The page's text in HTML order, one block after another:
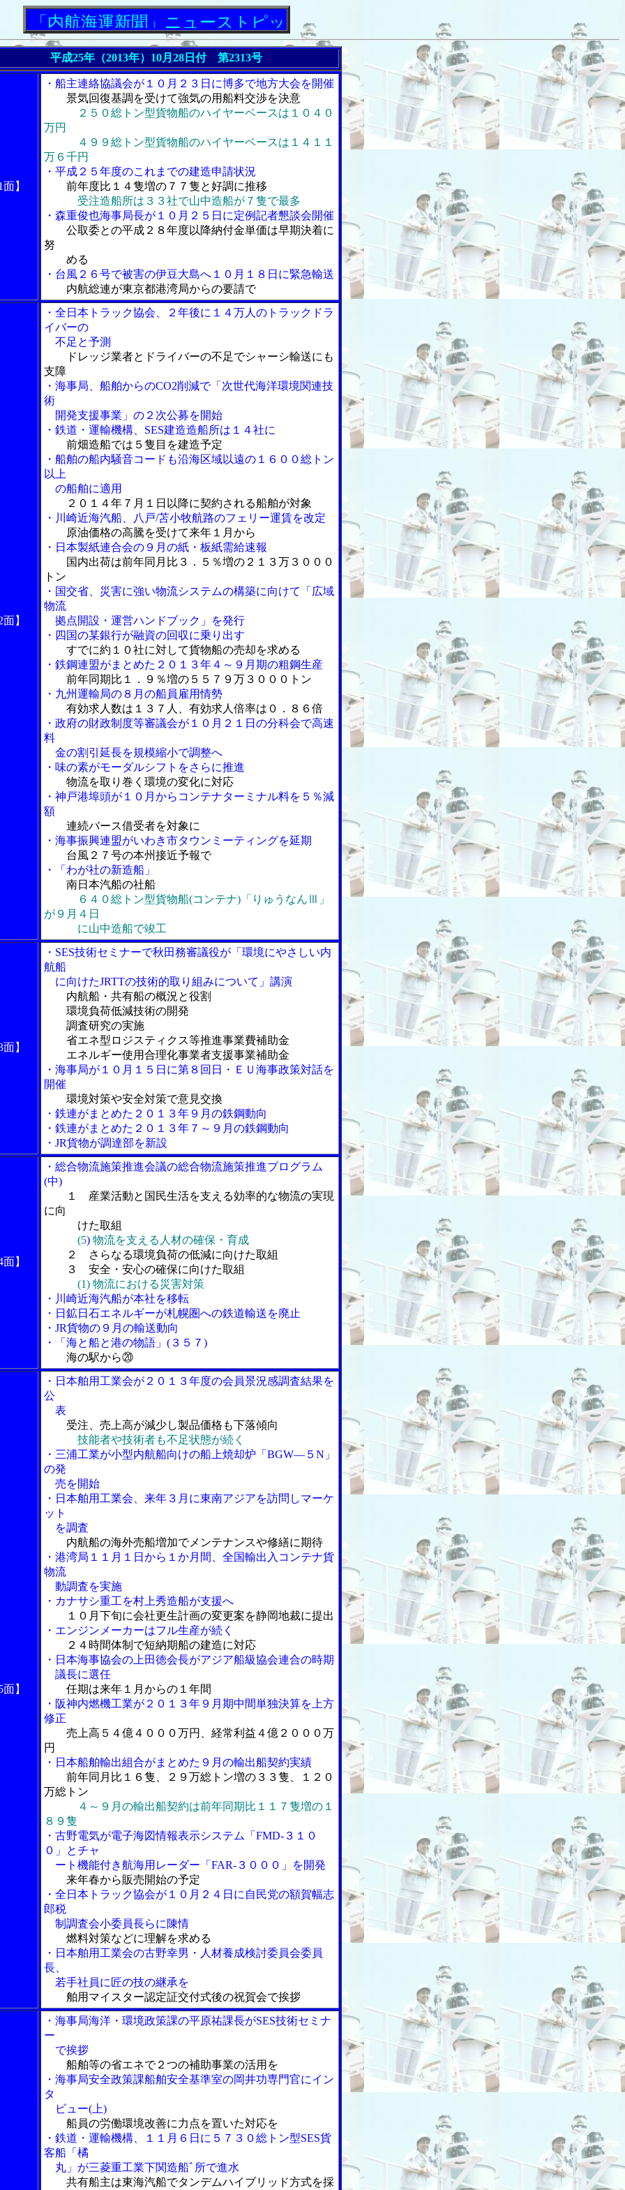
航海運新聞」ニューストピックス
平成25年（2013年）10月28日付 第2313号
】
・船主連絡協議会が１０月２３日に博多で地方大会を開催
景気回復基調を受けて強気の用船料交渉を決意
２５０総トン型貨物船のハイヤーベースは１０４０
万円
４９９総トン型貨物船のハイヤーベースは１４１１
万６千円
・平成２５年度のこれまでの建造申請状況
前年度比１４隻増の７７隻と好調に推移
受注造船所は３３社で山中造船が７隻で最多
・森重俊也海事局長が１０月２５日に定例記者懇談会開催
公取委との平成２８年度以降納付金単価は早期決着に
努
める
・台風２６号で被害の伊豆大島へ１０月１８日に緊急輸送
内航総連が東京都港湾局からの要請で
】
・全日本トラック協会、２年後に１４万人のトラックドラ
イバーの
不足と予測
ドレッジ業者とドライバーの不足でシャーシ輸送にも
支障
・海事局、船舶からのCO2削減で「次世代海洋環境関連技
術
開発支援事業」の２次公募を開始
・鉄道・運輸機構、SES建造造船所は１４社に
前畑造船では５隻目を建造予定
・船舶の船内騒音コードも沿海区域以遠の１６００総トン
以上
の船舶に適用
２０１４年７月１日以降に契約される船舶が対象
・川崎近海汽船、八戸/苫小牧航路のフェリー運賃を改定
原油価格の高騰を受けて来年１月から
・日本製紙連合会の９月の紙・板紙需給速報
国内出荷は前年同月比３．５％増の２１３万３０００
トン
・国交省、災害に強い物流システムの構築に向けて「広域
物流
拠点開設・運営ハンドブック」を発行
・四国の某銀行が融資の回収に乗り出す
すでに約１０社に対して貨物船の売却を求める
・鉄鋼連盟がまとめた２０１３年４～９月期の粗鋼生産
前年同期比１．９％増の５５７９万３０００トン
・九州運輸局の８月の船員雇用情勢
有効求人数は１３７人、有効求人倍率は０．８６倍
・政府の財政制度等審議会が１０月２１日の分科会で高速
料
金の割引延長を規模縮小で調整へ
・味の素がモーダルシフトをさらに推進
物流を取り巻く環境の変化に対応
・神戸港埠頭が１０月からコンテナターミナル料を５％減
額
連続バース借受者を対象に
・海事振興連盟がいわき市タウンミーティングを延期
台風２７号の本州接近予報で
・「わが社の新造船」
南日本汽船の社船
６４０総トン型貨物船(コンテナ)「りゅうなんⅢ」
が９月４日
に山中造船で竣工
】
・SES技術セミナーで秋田務審議役が「環境にやさしい内
航船
に向けたJRTTの技術的取り組みについて」講演
内航船・共有船の概況と役割
環境負荷低減技術の開発
調査研究の実施
省エネ型ロジスティクス等推進事業費補助金
エネルギー使用合理化事業者支援事業補助金
・海事局が１０月１５日に第８回日・ＥＵ海事政策対話を
開催
環境対策や安全対策で意見交換
・鉄連がまとめた２０１３年９月の鉄鋼動向
・鉄連がまとめた２０１３年７～９月の鉄鋼動向
・JR貨物が調達部を新設
】
・総合物流施策推進会議の総合物流施策推進プログラム
(中)
１ 産業活動と国民生活を支える効率的な物流の実現
に向
けた取組
(5) 物流を支える人材の確保・育成
２ さらなる環境負荷の低減に向けた取組
３ 安全・安心の確保に向けた取組
(1) 物流における災害対策
・川崎近海汽船が本社を移転
・日鉱日石エネルギーが札幌圏への鉄道輸送を廃止
・JR貨物の９月の輸送動向
・「海と船と港の物語」(３５７)
海の駅から⑳
】
・日本舶用工業会が２０１３年度の会員景況感調査結果を
公
表
受注、売上高が減少し製品価格も下落傾向
技能者や技術者も不足状態が続く
・三浦工業が小型内航船向けの船上焼却炉「BGW―５N」
の発
売を開始
・日本舶用工業会、来年３月に東南アジアを訪問しマーケ
ット
を調査
内航船の海外売船増加でメンテナンスや修繕に期待
・港湾局１１月１日から１か月間、全国輸出入コンテナ貨
物流
動調査を実施
・カナサシ重工を村上秀造船が支援へ
１０月下旬に会社更生計画の変更案を静岡地裁に提出
・エンジンメーカーはフル生産が続く
２４時間体制で短納期船の建造に対応
・日本海事協会の上田徳会長がアジア船級協会連合の時期
議長に選任
任期は来年１月からの１年間
・阪神内燃機工業が２０１３年９月期中間単独決算を上方
修正
売上高５４億４０００万円、経常利益４億２０００万
円
・日本船舶輸出組合がまとめた９月の輸出船契約実績
前年同月比１６隻、２９万総トン増の３３隻、１２０
万総トン
４～９月の輸出船契約は前年同期比１１７隻増の１
８９隻
・古野電気が電子海図情報表示システム「FMD-３１０
０」とチャ
ート機能付き航海用レーダー「FAR-３０００」を開発
来年春から販売開始の予定
・全日本トラック協会が１０月２４日に自民党の額賀幅志
郎税
制調査会小委員長らに陳情
燃料対策などに理解を求める
・日本舶用工業会の古野幸男・人材養成検討委員会委員
長、
若手社員に匠の技の継承を
舶用マイスター認定証交付式後の祝賀会で挨拶
・海事局海洋・環境政策課の平原祐課長がSES技術セミナ
ー
で挨拶
船舶等の省エネで２つの補助事業の活用を
・海事局安全政策課船舶安全基準室の岡井功専門官にイン
タ
ビュー(上)
船員の労働環境改善に力点を置いた対応を
・鉄道・運輸機構、１１月６日に５７３０総トン型SES貨
客船「橘
丸」が三菱重工業下関造船ﾞ所で進水
共有船主は東海汽船でタンデムハイブリッド方式を採